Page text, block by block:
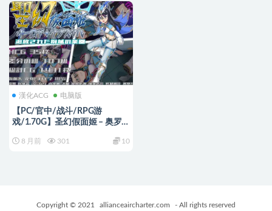
漢化ACG 电脑版
【PC/官中/战斗/RPG游
戏/1.70G】圣幻假面姬 – 奥罗
方中文版+全回想存档+战斗
8 月前 301 10
Copyright © 2021 allianceaircharter.com - All rights reserved